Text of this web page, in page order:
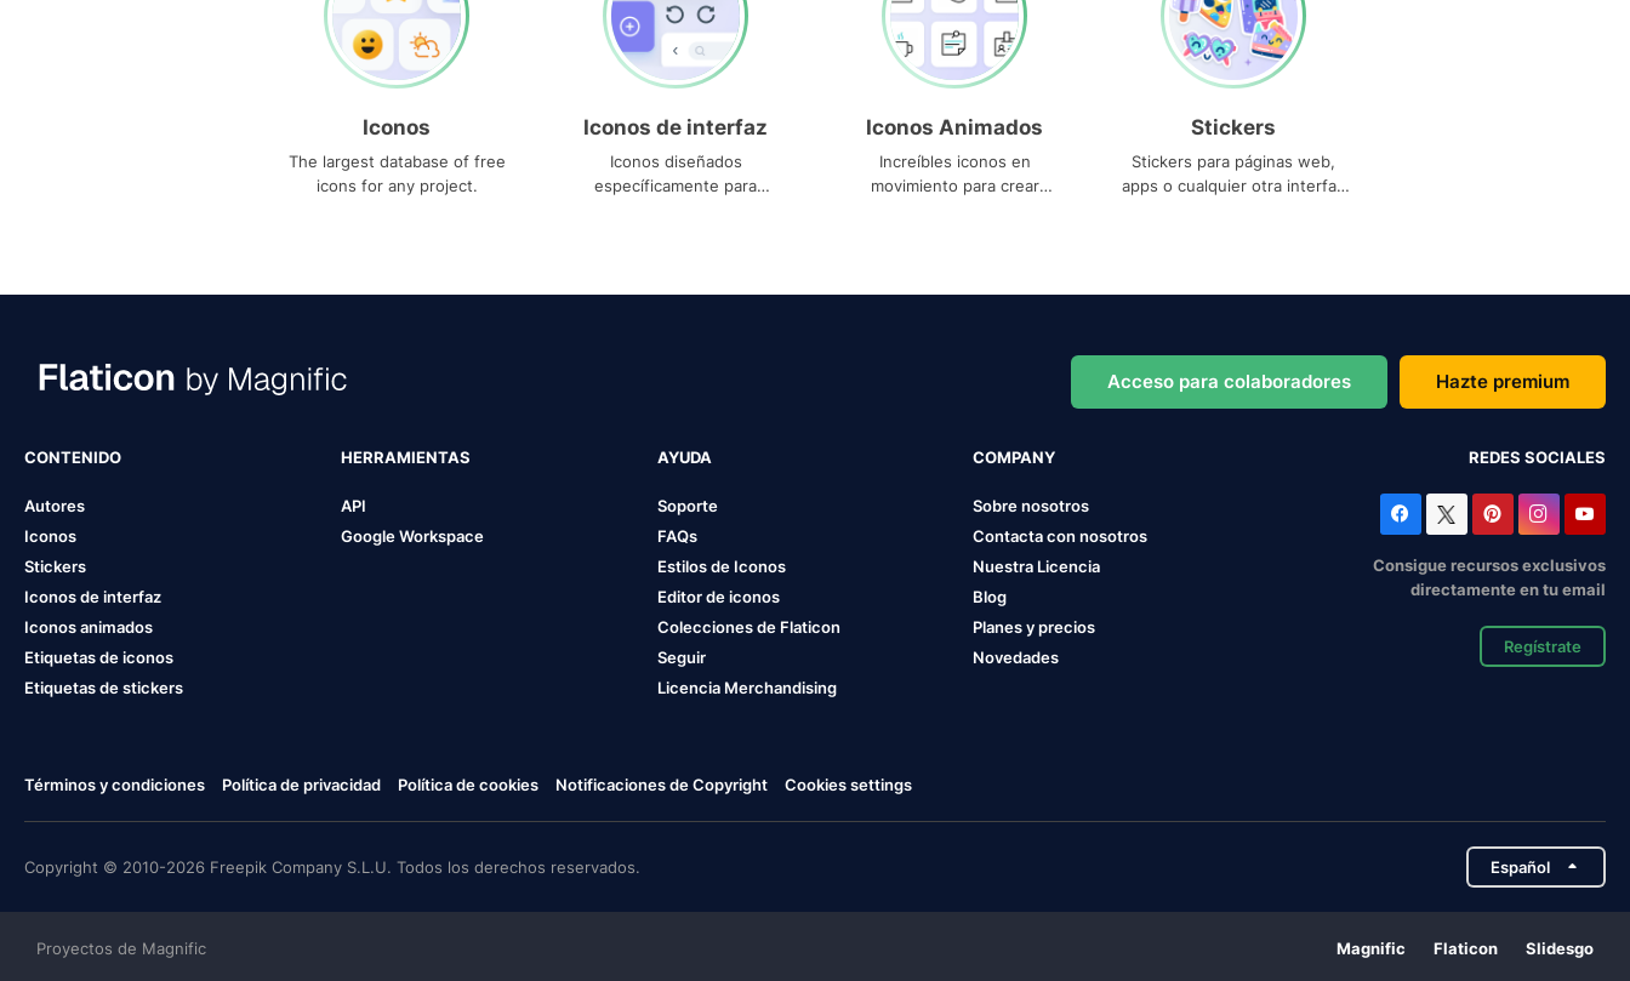
Iconos
The largest database of free
icons for any project.
Iconos de interfaz
Iconos diseñados
específicamente para
Iconos Animados
Increíbles iconos en
movimiento para crear
Stickers
Stickers para páginas web,
apps o cualquier otra interfaz
Acceso para colaboradores Hazte premium
CONTENIDO
Autores
Iconos
Stickers
Iconos de interfaz
Iconos animados
Etiquetas de iconos
Etiquetas de stickers
HERRAMIENTAS
API
Google Workspace
AYUDA
Soporte
FAQs
Estilos de Iconos
Editor de iconos
Colecciones de Flaticon
Seguir
Licencia Merchandising
COMPANY
Sobre nosotros
Contacta con nosotros
Nuestra Licencia
Blog
Planes y precios
Novedades
REDES SOCIALES
Consigue recursos exclusivos
directamente en tu email
Regístrate
Términos y condiciones Política de privacidad Política de cookies Notificaciones de Copyright Cookies settings
Copyright © 2010-2026 Freepik Company S.L.U. Todos los derechos reservados. Español
Proyectos de Magnific Magnific Flaticon Slidesgo